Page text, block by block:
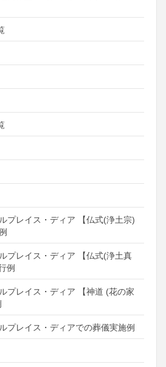
プレイス・ディア 【仏式(浄土宗)
プレイス・ディア 【仏式(浄土真
例
プレイス・ディア 【神道 (花の家
プレイス・ディアでの葬儀実施例